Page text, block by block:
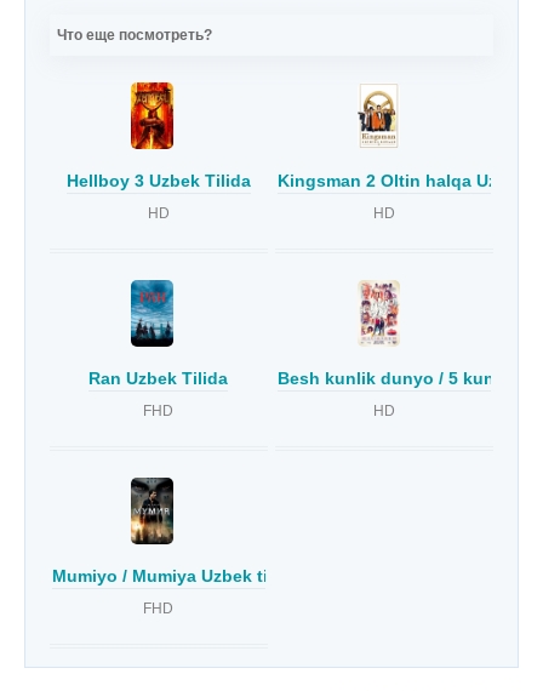
Что еще посмотреть?
Hellboy 3 Uzbek Tilida
HD
Kingsman 2 Oltin halqa Uzbek
HD
Ran Uzbek Tilida
FHD
Besh kunlik dunyo / 5 kunlik
HD
Mumiyo / Mumiya Uzbek tilida
FHD